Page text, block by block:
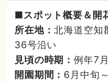
■スポット概要＆開
所在地：北海道空知
36号沿い
見頃の時期：例年7
開園期間： 6月中旬